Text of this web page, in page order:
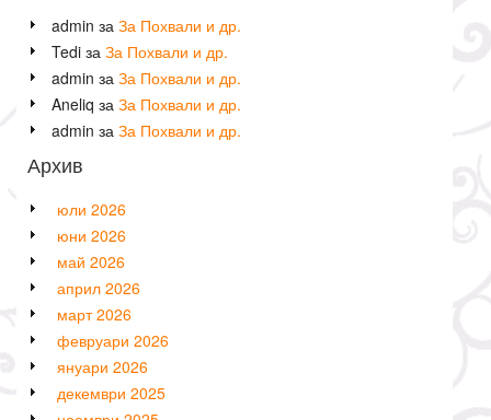
admin за За Похвали и др.
Tedi за За Похвали и др.
admin за За Похвали и др.
Aneliq за За Похвали и др.
admin за За Похвали и др.
Архив
юли 2026
юни 2026
май 2026
април 2026
март 2026
февруари 2026
януари 2026
декември 2025